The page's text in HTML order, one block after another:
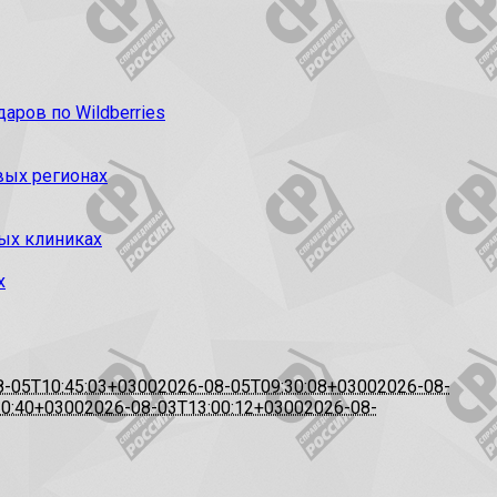
по Wildberries
регионах
клиниках
05T10:45:03+03002026-08-05T09:30:08+03002026-08-
2026-08-03T13:00:12+03002026-08-